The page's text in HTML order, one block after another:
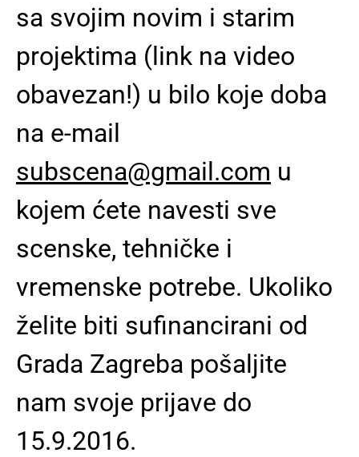
sa svojim novim i starim
projektima (link na video
obavezan!) u bilo koje doba
na e-mail
subscena@gmail.com u
kojem ćete navesti sve
scenske, tehničke i
vremenske potrebe. Ukoliko
želite biti sufinancirani od
Grada Zagreba pošaljite
nam svoje prijave do
15.9.2016.